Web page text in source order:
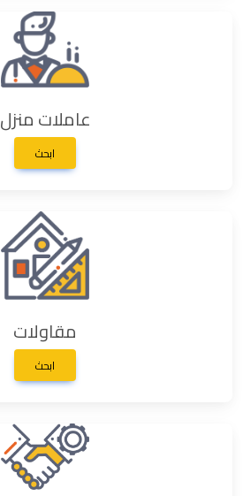
عاملات منزل
ابحث
مقاولات
ابحث